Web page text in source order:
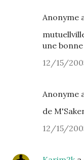
Anonyme
une
12/15/
Anonyme
de
12/15/